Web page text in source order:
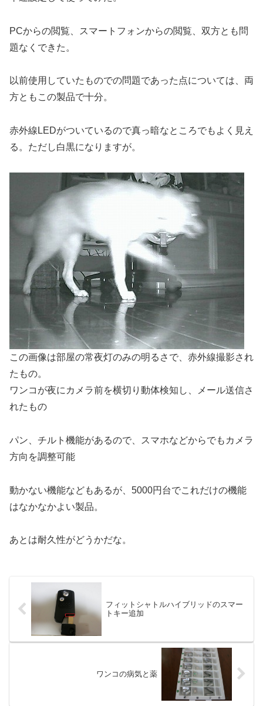
PCからの閲覧、スマートフォンからの閲覧、双方とも問
題なくできた。
以前使用していたものでの問題であった点については、両
方ともこの製品で十分。
赤外線LEDがついているので真っ暗なところでもよく見え
る。ただし白黒になりますが。
この画像は部屋の常夜灯のみの明るさで、赤外線撮影され
たもの。
ワンコが夜にカメラ前を横切り動体検知し、メール送信さ
れたもの
パン、チルト機能があるので、スマホなどからでもカメラ
方向を調整可能
動かない機能などもあるが、5000円台でこれだけの機能
はなかなかよい製品。
あとは耐久性がどうかだな。
フィットシャトルハイブリッドのスマー
トキー追加
ワンコの病気と薬